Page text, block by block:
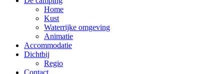
Home
Kust
Waterrijke omgeving
Animatie
Accommodatie
Dichtbij
Regio